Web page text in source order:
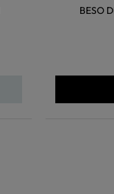
BESO